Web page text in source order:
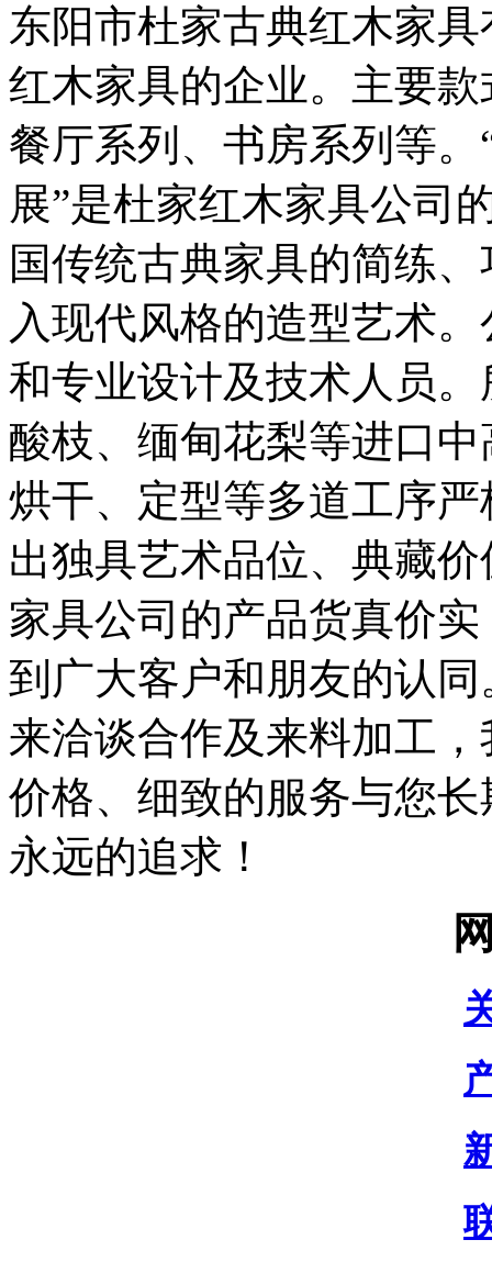
东阳市杜家古典红木家
红木家具的企业。主要
餐厅系列、书房系列等
展”是杜家红木家具公
国传统古典家具的简练
入现代风格的造型艺术
和专业设计及技术人员
酸枝、缅甸花梨等进口
烘干、定型等多道工序
出独具艺术品位、典藏
家具公司的产品货真价
到广大客户和朋友的
来洽谈合作及来料加工
价格、细致的服务与您
永远的追求！